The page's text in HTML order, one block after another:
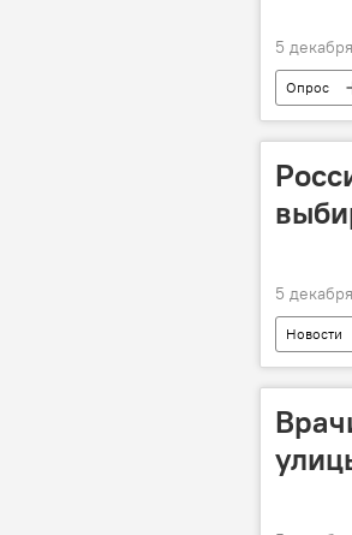
5
Опрос
5
Новости
Новый